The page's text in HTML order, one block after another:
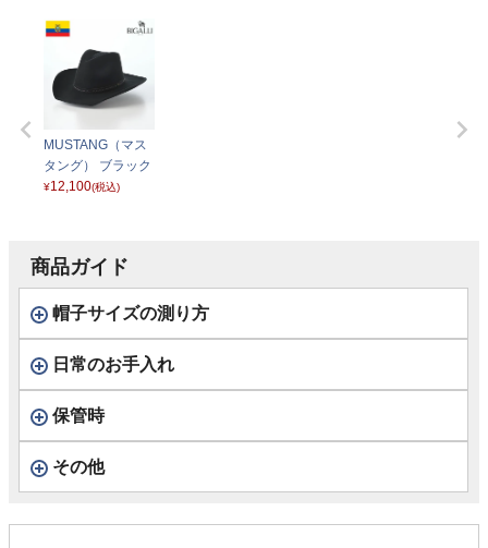
MUSTANG（マス
タング） ブラック
¥12,100(税込)
商品ガイド
帽子サイズの測り方
日常のお手入れ
保管時
その他